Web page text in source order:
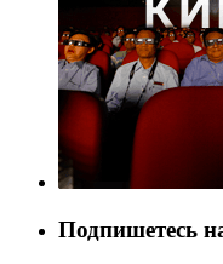
Подпишетесь